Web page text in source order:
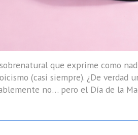
sobrenatural que exprime como
(casi siempre). ¿De verdad
no… pero el Día de la